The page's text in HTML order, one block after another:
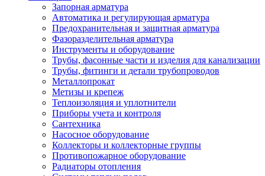
Запорная арматура
Автоматика и регулирующая арматура
Предохранительная и защитная арматура
Фазоразделительная арматура
Инструменты и оборудование
Трубы, фасонные части и изделия для канализации
Трубы, фитинги и детали трубопроводов
Металлопрокат
Метизы и крепеж
Теплоизоляция и уплотнители
Приборы учета и контроля
Сантехника
Насосное оборудование
Коллекторы и коллекторные группы
Противопожарное оборудование
Радиаторы отопления